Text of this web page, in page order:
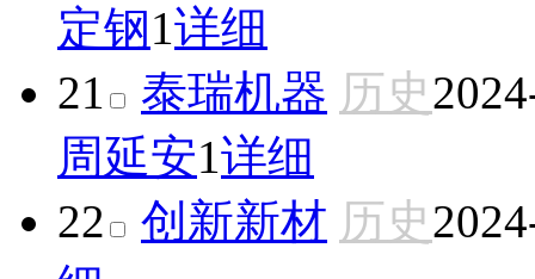
定钢1详细
21
泰瑞机器 历史
周延安1详细
22
创新新材 历史